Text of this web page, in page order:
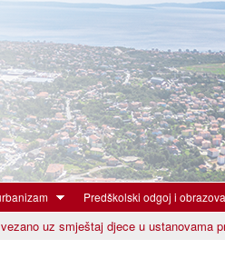
Skoči
glavni
sadržaj
Predškolski odgoj i
uz smještaj djece u ustanovama